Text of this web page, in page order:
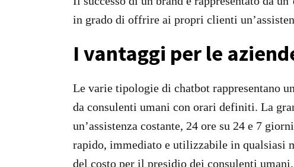
in grado di offrire ai propri clienti
I vantaggi per le
Le varie tipologie di chatbot rappresentano
da consulenti umani con orari definiti. La
un’assistenza costante, 24 ore su 24 e 7
rapido, immediato e utilizzabile in qualsiasi
del costo per il presidio dei consulenti